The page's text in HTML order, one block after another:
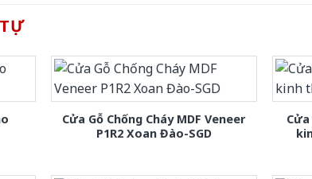
Cửa Gỗ Chống Cháy MDF Veneer
P1R2 Xoan Đào-SGD